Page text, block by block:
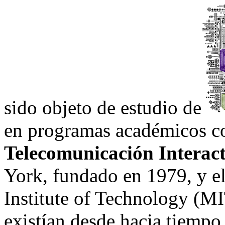
sido objeto de estudio de
en programas académicos
Telecomunicación
York, fundado en 1979, y
Institute of Technology